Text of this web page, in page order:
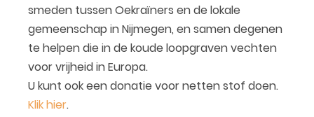
smeden tussen Oekraïners en de lokale
gemeenschap in Nijmegen, en samen degenen
te helpen die in de koude loopgraven vechten
voor vrijheid in Europa.
U kunt ook een donatie voor netten stof doen.
Klik hier.